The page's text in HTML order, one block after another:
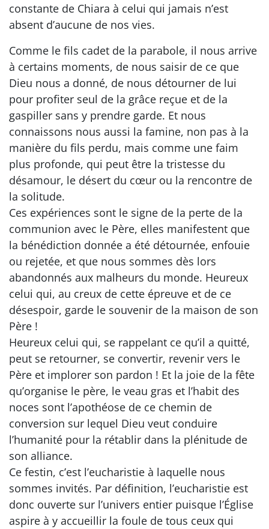
constante de Chiara à celui qui jamais n’est
absent d’aucune de nos vies.
Comme le fils cadet de la parabole, il nous arrive
à certains moments, de nous saisir de ce que
Dieu nous a donné, de nous détourner de lui
pour profiter seul de la grâce reçue et de la
gaspiller sans y prendre garde. Et nous
connaissons nous aussi la famine, non pas à la
manière du fils perdu, mais comme une faim
plus profonde, qui peut être la tristesse du
désamour, le désert du cœur ou la rencontre de
la solitude.
Ces expériences sont le signe de la perte de la
communion avec le Père, elles manifestent que
la bénédiction donnée a été détournée, enfouie
ou rejetée, et que nous sommes dès lors
abandonnés aux malheurs du monde. Heureux
celui qui, au creux de cette épreuve et de ce
désespoir, garde le souvenir de la maison de son
Père !
Heureux celui qui, se rappelant ce qu’il a quitté,
peut se retourner, se convertir, revenir vers le
Père et implorer son pardon ! Et la joie de la fête
qu’organise le père, le veau gras et l’habit des
noces sont l’apothéose de ce chemin de
conversion sur lequel Dieu veut conduire
l’humanité pour la rétablir dans la plénitude de
son alliance.
Ce festin, c’est l’eucharistie à laquelle nous
sommes invités. Par définition, l’eucharistie est
donc ouverte sur l’univers entier puisque l’Église
aspire à y accueillir la foule de tous ceux qui